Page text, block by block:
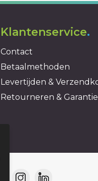
Klantenservice.
Contact
Betaalmethoden
Levertijden &
Retourneren & Garantie